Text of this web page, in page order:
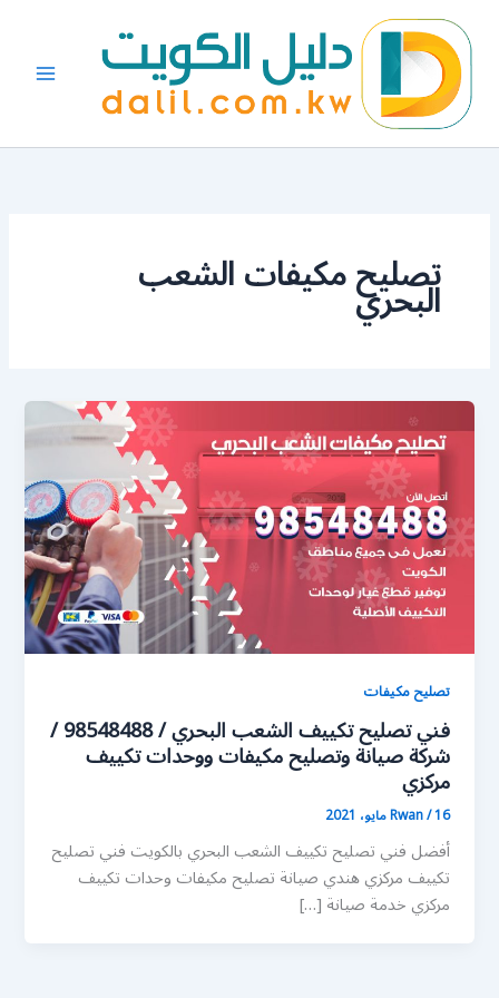
المحتوى
تصليح مكيفات الشعب
البحري
تصليح مكيفات
فني تصليح تكييف الشعب البحري / 98548488 /
شركة صيانة وتصليح مكيفات ووحدات تكييف
مركزي
Rwan/16 مايو، 2021
أفضل فني تصليح تكييف الشعب البحري بالكويت فني تصليح
تكييف مركزي هندي صيانة تصليح مكيفات وحدات تكييف
مركزي خدمة صيانة […]